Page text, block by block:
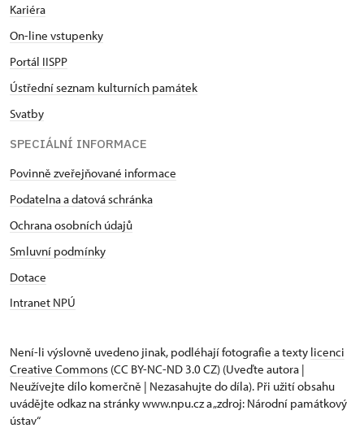
Kariéra
On-line vstupenky
Portál IISPP
Ústřední seznam kulturních památek
Svatby
SPECIÁLNÍ INFORMACE
Povinně zveřejňované informace
Podatelna a datová schránka
Ochrana osobních údajů
Smluvní podmínky
Dotace
Intranet NPÚ
Není-li výslovně uvedeno jinak, podléhají fotografie a texty licenci
Creative Commons (CC BY-NC-ND 3.0 CZ) (Uveďte autora |
Neužívejte dílo komerčně | Nezasahujte do díla). Při užití obsahu
uvádějte odkaz na stránky www.npu.cz a „zdroj: Národní památkový
ústav“